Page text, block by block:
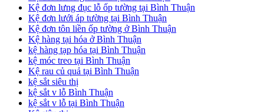
Kệ đơn lưng đục lỗ ốp tường tại Bình Thuận
Kệ đơn lưới áp tường tại Bình Thuận
Kệ đơn tôn liền ốp tường ở Bình Thuận
Kệ hàng tại hóa ở Bình Thuận
kệ hàng tạp hóa tại Bình Thuận
kệ móc treo tại Bình Thuận
Kệ rau củ quả tại Bình Thuận
kệ sắt siêu thị
kệ sắt v lỗ Bình Thuận
kệ sắt v lỗ tại Bình Thuận